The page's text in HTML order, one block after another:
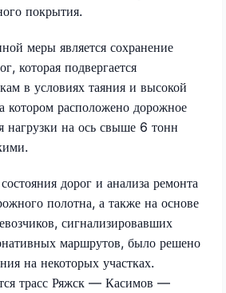
покрытия.
меры является сохранение
которая подвергается
в условиях таяния и высокой
котором расположено дорожное
нагрузки на ось свыше 6 тонн
дорог и анализа ремонта
полотна, а также на основе
сигнализировавших
маршрутов, было решено
на некоторых участках.
трасс Ряжск — Касимов —